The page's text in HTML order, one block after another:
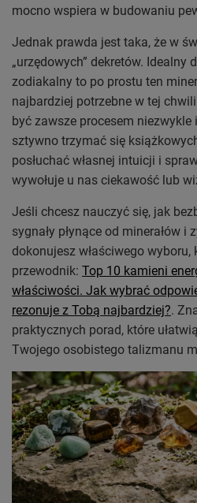
mocno wspiera w budowaniu
Jednak prawda jest taka, że w
„urzędowych” dekretów. Idealny
zodiakalny to po prostu ten
najbardziej potrzebne w tej
być zawsze procesem
sztywno trzymać się
posłuchać własnej intuicji i
wywołuje u nas ciekawość lub
Jeśli chcesz nauczyć się, jak
sygnały płynące od minerałów i
dokonujesz właściwego
przewodnik: Top 10 kamieni
właściwości. Jak wybrać
rezonuje z Tobą najbardziej?.
praktycznych porad, które
Twojego osobistego talizmanu